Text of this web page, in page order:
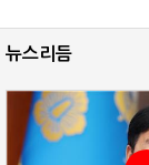
뉴스리듬